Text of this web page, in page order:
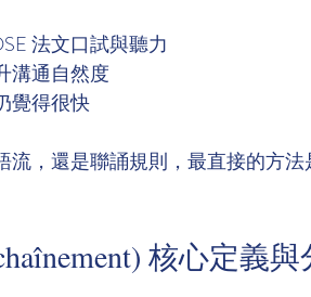
法文口試與聽力
溝通自然度
覺得很快
，還是聯誦規則，最直接的方法
核心定義與